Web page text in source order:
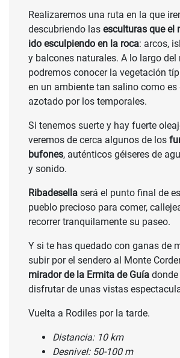
Realizaremos una ruta en la que
descubriendo las esculturas que el
ido esculpiendo en la roca: arcos,
y balcones naturales. A lo largo del
podremos conocer la vegetación
en un ambiente tan salino como es
azotado por los temporales.
Si tenemos suerte y hay fuerte
veremos de cerca algunos de los
bufones, auténticos géiseres de
y sonido.
Ribadesella será el punto final de
pueblo precioso para comer,
recorrer tranquilamente su paseo.
Y si te has quedado con ganas de
subir por el sendero al Monte
mirador de la Ermita de Guía
disfrutar de unas vistas
Vuelta a Rodiles por la tarde.
Distancia: 10 km
Desnivel: 50-100 m